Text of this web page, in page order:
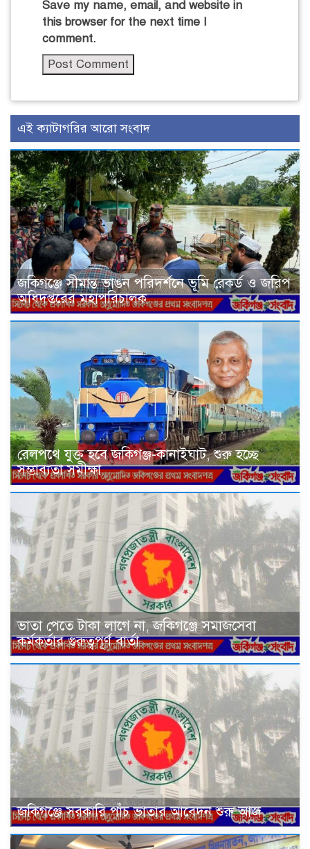
Save my name, email, and website in
this browser for the next time I
comment.
এই ক্যাটাগরির আরো সংবাদ
জকিগঞ্জে সীমান্ত ভাঙন পরিদর্শনে ভূমি রেকর্ড ও জরিপ
অধিদপ্তরের মহাপরিচালক
রেলপথে যুক্ত হবে জকিগঞ্জ-কানাইঘাট, শুরু হচ্ছে
সম্ভাব্যতা সমীক্ষা
ভাতা পেতে টাকা লাগে না, জকিগঞ্জে সমাজসেবা
কর্মকর্তার গুরুত্বপূর্ণ বার্তা
জকিগঞ্জে সরকারি পাঁচ ভাতার আবেদন শুরু আজ